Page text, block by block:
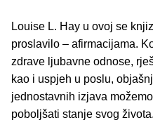
Louise L. Hay u ovoj se
proslavilo – afirmacijama.
zdrave ljubavne odnose,
kao i uspjeh u poslu,
jednostavnih izjava
poboljšati stanje svog života.